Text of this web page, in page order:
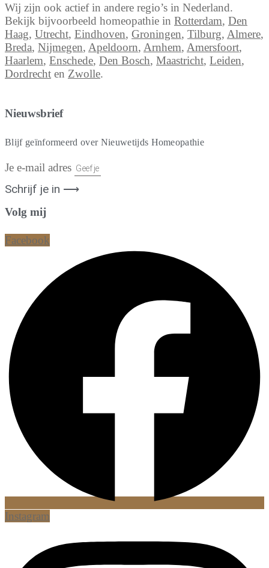
Wij zijn ook actief in andere regio’s in Nederland.
Bekijk bijvoorbeeld homeopathie in Rotterdam, Den
Haag, Utrecht, Eindhoven, Groningen, Tilburg, Almere,
Breda, Nijmegen, Apeldoorn, Arnhem, Amersfoort,
Haarlem, Enschede, Den Bosch, Maastricht, Leiden,
Dordrecht en Zwolle.
Nieuwsbrief
Blijf geïnformeerd over Nieuwetijds Homeopathie
Je e-mail adres
Schrijf je in ⟶
Volg mij
Facebook
Instagram